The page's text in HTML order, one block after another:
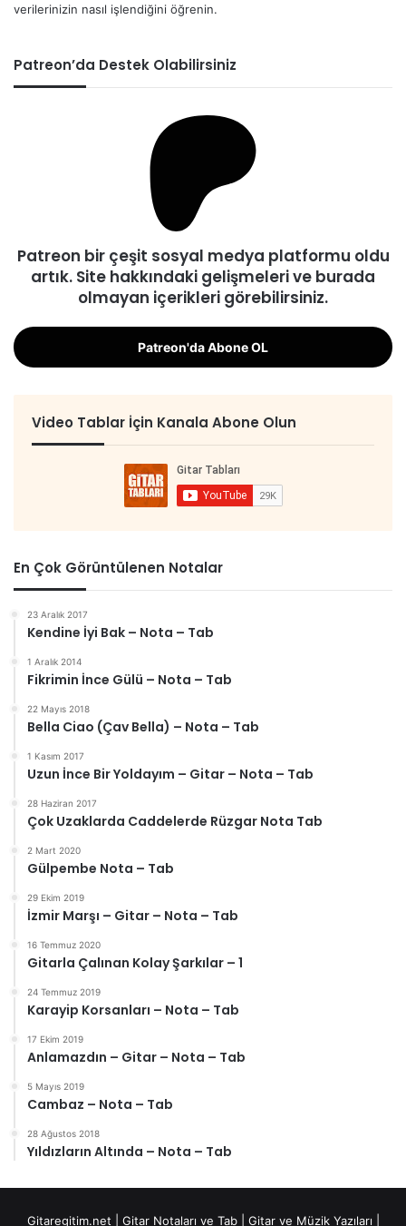
verilerinizin nasıl işlendiğini öğrenin.
Patreon’da Destek Olabilirsiniz
Patreon bir çeşit sosyal medya platformu oldu
artık. Site hakkındaki gelişmeleri ve burada
olmayan içerikleri görebilirsiniz.
Patreon'da Abone OL
Video Tablar İçin Kanala Abone Olun
En Çok Görüntülenen Notalar
23 Aralık 2017
Kendine İyi Bak – Nota – Tab
1 Aralık 2014
Fikrimin İnce Gülü – Nota – Tab
22 Mayıs 2018
Bella Ciao (Çav Bella) – Nota – Tab
1 Kasım 2017
Uzun İnce Bir Yoldayım – Gitar – Nota – Tab
28 Haziran 2017
Çok Uzaklarda Caddelerde Rüzgar Nota Tab
2 Mart 2020
Gülpembe Nota – Tab
29 Ekim 2019
İzmir Marşı – Gitar – Nota – Tab
16 Temmuz 2020
Gitarla Çalınan Kolay Şarkılar – 1
24 Temmuz 2019
Karayip Korsanları – Nota – Tab
17 Ekim 2019
Anlamazdın – Gitar – Nota – Tab
5 Mayıs 2019
Cambaz – Nota – Tab
28 Ağustos 2018
Yıldızların Altında – Nota – Tab
Gitaregitim.net | Gitar Notaları ve Tab| Gitar ve Müzik Yazıları